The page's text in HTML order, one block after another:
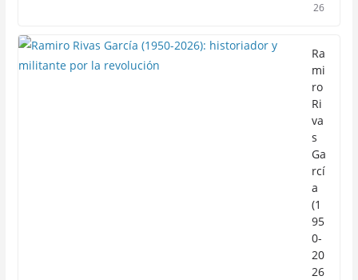
26
Ra
mi
ro
Ri
va
s
Ga
rcí
a
(1
95
0-
20
26